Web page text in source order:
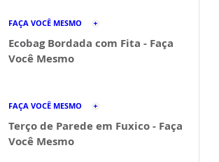
FAÇA VOCÊ MESMO
Ecobag Bordada com Fita - Faça
Você Mesmo
FAÇA VOCÊ MESMO
Terço de Parede em Fuxico - Faça
Você Mesmo